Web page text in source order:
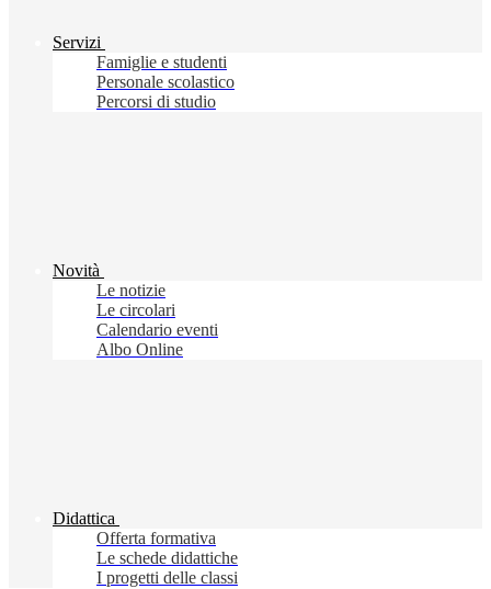
Servizi
Famiglie e studenti
Personale scolastico
Percorsi di studio
Novità
Le notizie
Le circolari
Calendario eventi
Albo Online
Didattica
Offerta formativa
Le schede didattiche
I progetti delle classi